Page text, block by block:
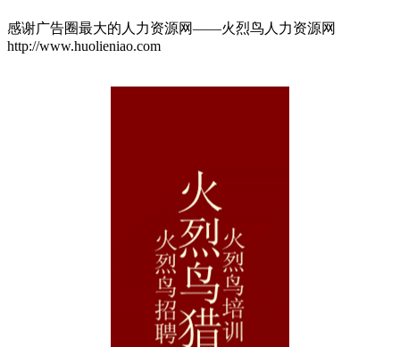
感谢广告圈最大的人力资源网——火烈鸟人力资源网
http://www.huolieniao.com